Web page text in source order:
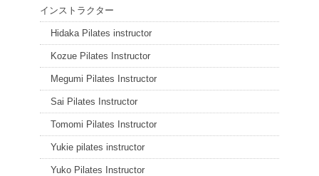
インストラクター
Hidaka Pilates instructor
Kozue Pilates Instructor
Megumi Pilates Instructor
Sai Pilates Instructor
Tomomi Pilates Instructor
Yukie pilates instructor
Yuko Pilates Instructor